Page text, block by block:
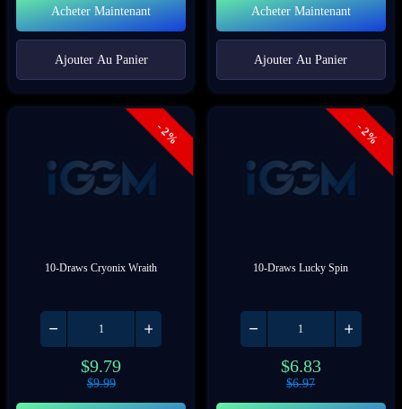
Acheter Maintenant
Ajouter Au Panier
Acheter Maintenant
Ajouter Au Panier
- 2%
10-Draws Cryonix Wraith
$9.79
$9.99
- 2%
10-Draws Lucky Spin
$6.83
$6.97